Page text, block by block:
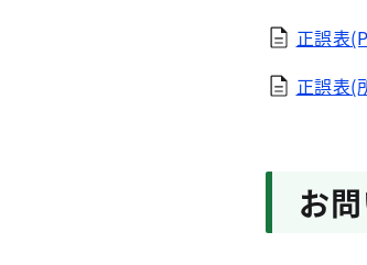
正誤表
正誤表(
お